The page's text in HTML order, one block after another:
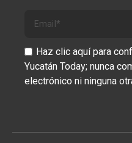
Haz clic aquí para
Yucatán Today; nunca
electrónico ni ninguna